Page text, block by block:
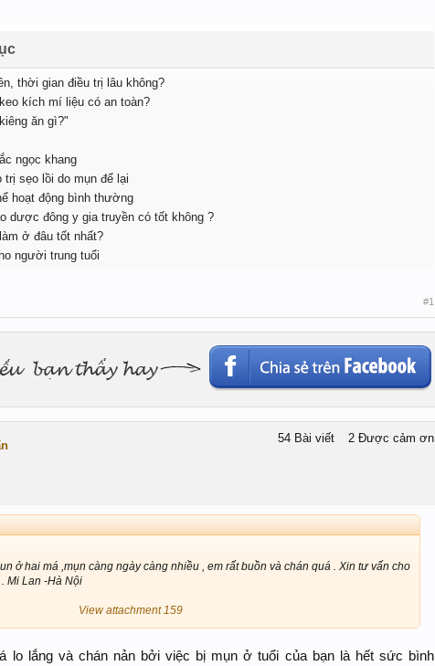
thời gian điều trị lâu không?
kích mí liệu có an toàn?
ăn gì?"
ngọc khang
sẹo lồi do mụn để lại
hoạt động bình thường
dược đông y gia truyền có tốt không ?
ở đâu tốt nhất?
người trung tuổi
#1
54 Bài viết 2 Được cảm ơn
ở hai má ,mụn càng ngày càng nhiều , em rất buồn và chán quá . Xin tư vấn cho
Mi Lan -Hà Nội
View attachment 159
lo lắng và chán nản bởi việc bị mụn ở tuổi của bạn là hết sức bình